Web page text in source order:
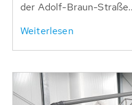
der Adolf-Braun-
Weiterlesen